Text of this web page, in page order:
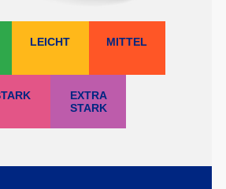
LEICHT MITTEL
EXTRA
STARK